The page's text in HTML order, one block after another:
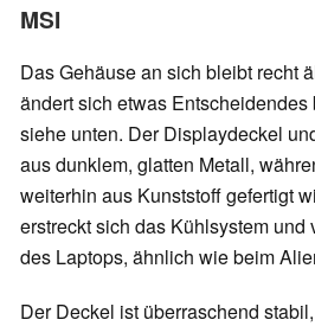
MSI
Das Gehäuse an sich bleibt recht
ändert sich etwas
siehe unten. Der Displaydeckel
aus dunklem, glatten Metall,
weiterhin aus Kunststoff gefertigt
erstreckt sich das Kühlsystem
des Laptops, ähnlich wie beim
Der Deckel ist überraschend stabil,